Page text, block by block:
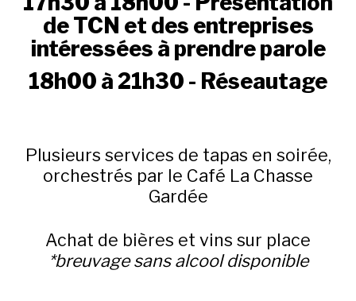
de TCN et des entreprises
intéressées à prendre parole
18h00 à 21h30 - Réseautage
Plusieurs services de tapas en soirée,
orchestrés par le Café La Chasse
Gardée
Achat de bières et vins sur place
*breuvage sans alcool disponible